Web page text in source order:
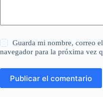
Guarda mi nombre, correo
navegador para la próxima vez
Publicar el comentario